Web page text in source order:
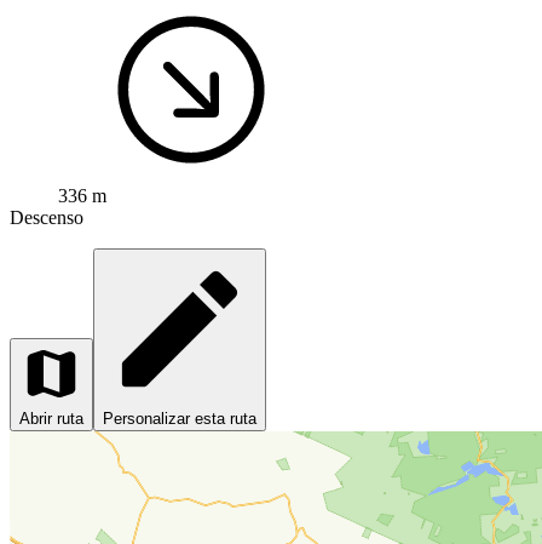
336 m
Descenso
Abrir ruta Personalizar esta ruta